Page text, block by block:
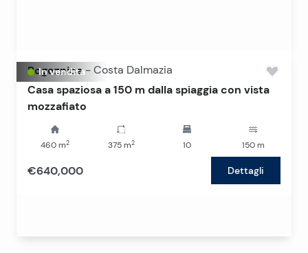
In vendita
Rogoznica - Costa Dalmazia
Casa spaziosa a 150 m dalla spiaggia con vista
mozzafiato
460 m2 375m2 10 150m
€640,000 Dettagli